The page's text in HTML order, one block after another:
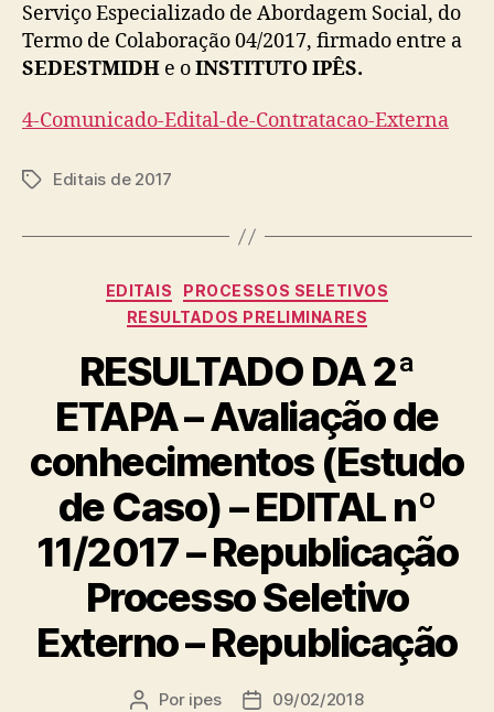
Serviço Especializado de Abordagem Social, do
Termo de Colaboração 04/2017, firmado entre a
SEDESTMIDH e oINSTITUTO IPÊS.
4-Comunicado-Edital-de-Contratacao-Externa
TagsEditais de 2017
Categorias
EDITAIS
PROCESSOS SELETIVOS
RESULTADOS PRELIMINARES
RESULTADO DA 2ª
ETAPA – Avaliação de
conhecimentos (Estudo
de Caso) – EDITAL nº
11/2017 – Republicação
Processo Seletivo
Externo – Republicação
Autor
Por ipes
Data09/02/2018